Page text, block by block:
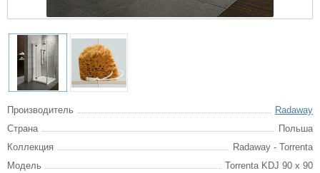
Производитель
Radaway
Страна
Польша
Коллекция
Radaway - Torrenta
Модель
Torrenta KDJ 90 x 90